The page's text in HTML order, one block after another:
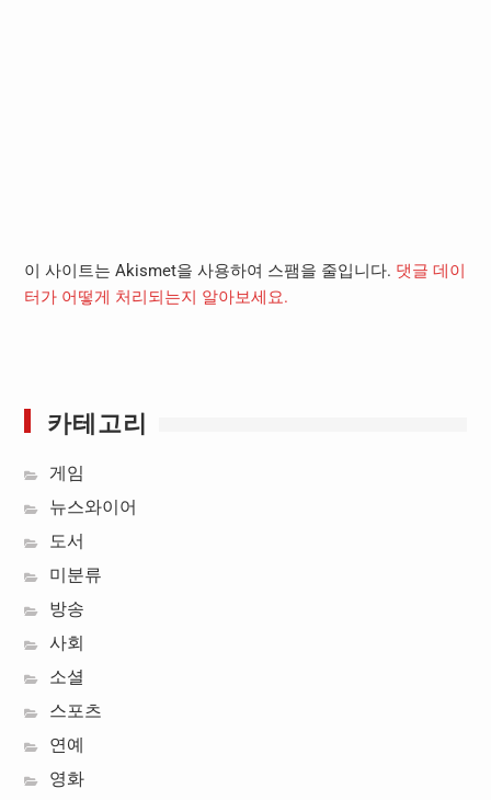
이 사이트는 Akismet을 사용하여 스팸을 줄입니다. 댓글 데이
터가 어떻게 처리되는지 알아보세요.
카테고리
게임
뉴스와이어
도서
미분류
방송
사회
소셜
스포츠
연예
영화